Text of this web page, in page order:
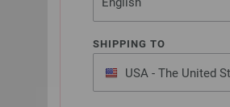
SHIPPING TO
USA - The United
of America